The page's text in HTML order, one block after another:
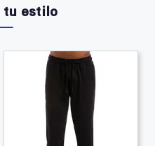
tu estilo